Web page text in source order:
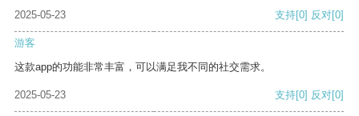
2025-05-23 支持[0] 反对[0]
游客
这款app的功能非常丰富，可以满足我不同的社交需求。
2025-05-23 支持[0] 反对[0]